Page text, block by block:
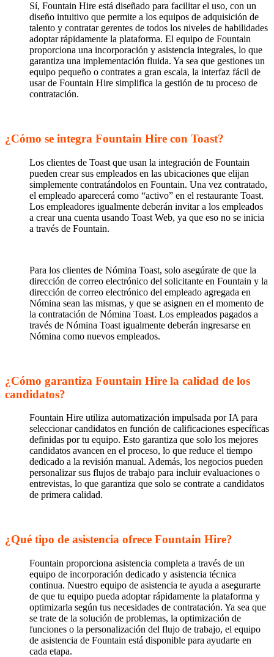
Sí, Fountain Hire está diseñado para facilitar el uso, con un
diseño intuitivo que permite a los equipos de adquisición de
talento y contratar gerentes de todos los niveles de habilidades
adoptar rápidamente la plataforma. El equipo de Fountain
proporciona una incorporación y asistencia integrales, lo que
garantiza una implementación fluida. Ya sea que gestiones un
equipo pequeño o contrates a gran escala, la interfaz fácil de
usar de Fountain Hire simplifica la gestión de tu proceso de
contratación.
¿Cómo se integra Fountain Hire con Toast?
Los clientes de Toast que usan la integración de Fountain
pueden crear sus empleados en las ubicaciones que elijan
simplemente contratándolos en Fountain. Una vez contratado,
el empleado aparecerá como “activo” en el restaurante Toast.
Los empleadores igualmente deberán invitar a los empleados
a crear una cuenta usando Toast Web, ya que eso no se inicia
a través de Fountain.
Para los clientes de Nómina Toast, solo asegúrate de que la
dirección de correo electrónico del solicitante en Fountain y la
dirección de correo electrónico del empleado agregada en
Nómina sean las mismas, y que se asignen en el momento de
la contratación de Nómina Toast. Los empleados pagados a
través de Nómina Toast igualmente deberán ingresarse en
Nómina como nuevos empleados.
¿Cómo garantiza Fountain Hire la calidad de los
candidatos?
Fountain Hire utiliza automatización impulsada por IA para
seleccionar candidatos en función de calificaciones específicas
definidas por tu equipo. Esto garantiza que solo los mejores
candidatos avancen en el proceso, lo que reduce el tiempo
dedicado a la revisión manual. Además, los negocios pueden
personalizar sus flujos de trabajo para incluir evaluaciones o
entrevistas, lo que garantiza que solo se contrate a candidatos
de primera calidad.
¿Qué tipo de asistencia ofrece Fountain Hire?
Fountain proporciona asistencia completa a través de un
equipo de incorporación dedicado y asistencia técnica
continua. Nuestro equipo de asistencia te ayuda a asegurarte
de que tu equipo pueda adoptar rápidamente la plataforma y
optimizarla según tus necesidades de contratación. Ya sea que
se trate de la solución de problemas, la optimización de
funciones o la personalización del flujo de trabajo, el equipo
de asistencia de Fountain está disponible para ayudarte en
cada etapa.